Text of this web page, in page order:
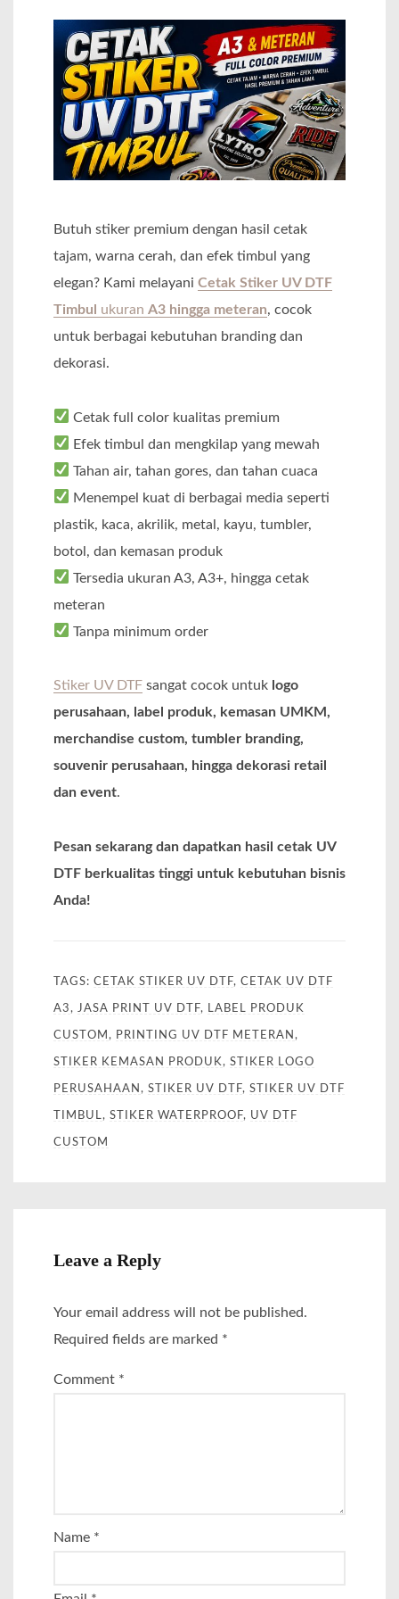
Butuh stiker premium dengan hasil cetak
tajam, warna cerah, dan efek timbul yang
elegan? Kami melayani Cetak Stiker UV DTF
Timbul
ukuran A3 hingga meteran, cocok
untuk berbagai kebutuhan branding dan
dekorasi.
Cetak full color kualitas premium
Efek timbul dan mengkilap yang mewah
Tahan air, tahan gores, dan tahan cuaca
Menempel kuat di berbagai media seperti
plastik, kaca, akrilik, metal, kayu, tumbler,
botol, dan kemasan produk
Tersedia ukuran A3, A3+, hingga cetak
meteran
Tanpa minimum order
Stiker UV DTF sangat cocok untuk logo
perusahaan, label produk, kemasan UMKM,
merchandise custom, tumbler branding,
souvenir perusahaan, hingga dekorasi retail
dan event.
Pesan sekarang dan dapatkan hasil cetak UV
DTF berkualitas tinggi untuk kebutuhan bisnis
Anda!
TAGS: CETAK STIKER UV DTF, CETAK UV DTF
A3 , JASA PRINT UV DTF, LABEL PRODUK
CUSTOM , PRINTING UV DTF METERAN ,
STIKER KEMASAN PRODUK , STIKER LOGO
PERUSAHAAN , STIKER UV DTF, STIKER UV DTF
TIMBUL , STIKER WATERPROOF, UV DTF
CUSTOM
Leave a Reply
Your email address will not be published.
Required fields are marked *
Comment *
Name *